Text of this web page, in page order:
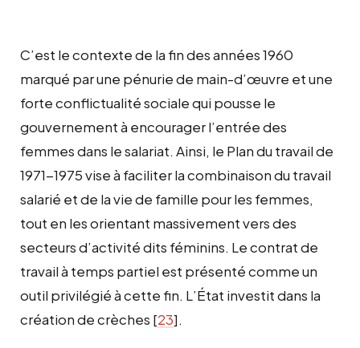
C’est le contexte de la fin des années 1960
marqué par une pénurie de main-d’œuvre et une
forte conflictualité sociale qui pousse le
gouvernement à encourager l’entrée des
femmes dans le salariat. Ainsi, le Plan du travail de
1971-1975 vise à faciliter la combinaison du travail
salarié et de la vie de famille pour les femmes,
tout en les orientant massivement vers des
secteurs d’activité dits féminins. Le contrat de
travail à temps partiel est présenté comme un
outil privilégié à cette fin. L’État investit dans la
création de crèches [23].